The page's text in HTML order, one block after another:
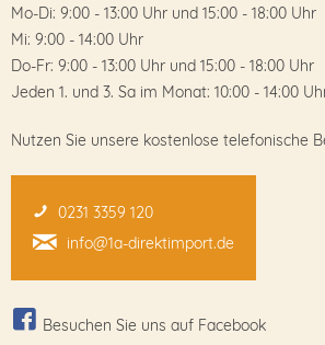
Mo-Di: 9:00 - 13:00 Uhr und 15:00 - 18:00 Uhr
Mi: 9:00 - 14:00 Uhr
Do-Fr: 9:00 - 13:00 Uhr und 15:00 - 18:00 Uhr
Jeden 1. und 3. Sa im Monat: 10:00 - 14:00
Nutzen Sie unsere kostenlose telefonische
0231 3359 120
info@1a-direktimport.de
Besuchen Sie uns auf Facebook